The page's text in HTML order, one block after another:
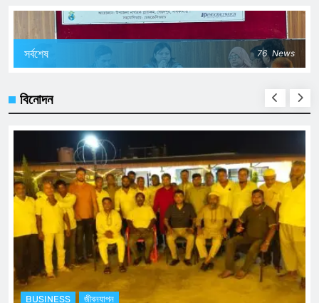
সর্বশেষ 76 News
বিনোদন